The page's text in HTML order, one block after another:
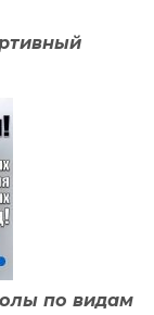
по видам